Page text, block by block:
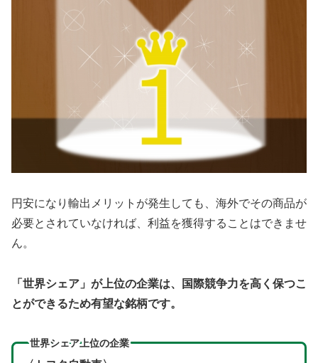
円安になり輸出メリットが発生しても、海外でその商品が
必要とされていなければ、利益を獲得することはできませ
ん。
「世界シェア」が上位の企業は、国際競争力を高く保つこ
とができるため有望な銘柄です。
世界シェア上位の企業